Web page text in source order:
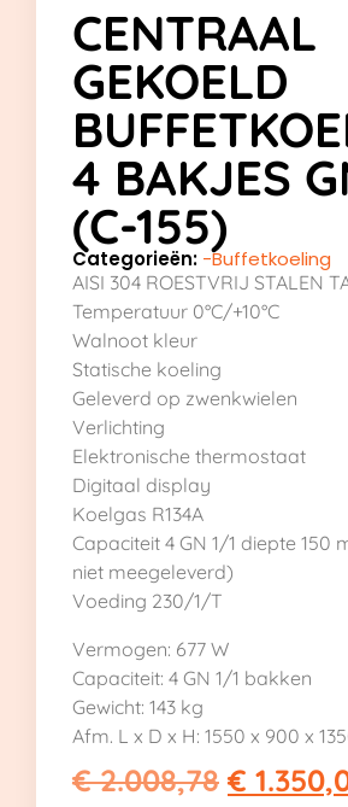
CENTRAAL
GEKOELD
4 BAKJES
(C-155)
Categorieën: -Buffetkoeling
AISI 304 ROESTVRIJ STALEN
Temperatuur 0°C/+10°C
Walnoot kleur
Statische koeling
Geleverd op zwenkwielen
Verlichting
Elektronische thermostaat
Digitaal display
Koelgas R134A
Capaciteit 4 GN 1/1 diepte 150
niet meegeleverd)
Voeding 230/1/T
Vermogen: 677 W
Capaciteit: 4 GN 1/1 bakken
Gewicht: 143 kg
Afm. L x D x H: 1550 x 900 x
€2.008,78 €